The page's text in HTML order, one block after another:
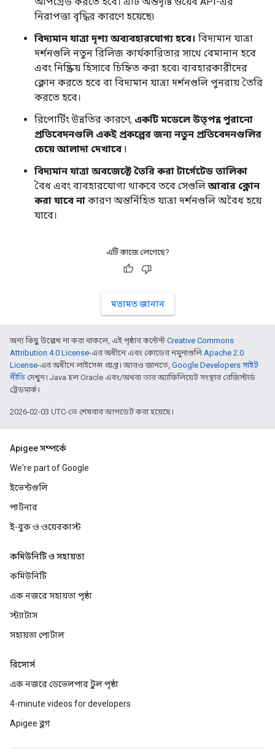
নিরাপত্তা বৃদ্ধির কারণে হয়েছে৷
বিদ্যমান যাত্রা দৃশ্য অব্যবহারযোগ্য হবে। বিদ্যমান যাত্রা
দর্শনগুলি নতুন রিলিজ কার্যকারিতার সাথে বেমানান হবে
এবং নিষ্ক্রিয় হিসাবে চিহ্নিত করা হবে৷ ব্যবহারকারীদের
ক্লোন করতে হবে বা বিদ্যমান যাত্রা দর্শনগুলি পুনরায় তৈরি
করতে হবে।
রিপোর্টিং উন্নতির কারণে, একটি মডেলে উত্পন্ন পুরানো
প্রতিবেদনগুলি একই প্রকল্পের জন্য নতুন প্রতিবেদনগুলির
চেয়ে আলাদা দেখাবে ৷
বিদ্যমান যাত্রা অবজেক্টে তৈরি করা টার্গেটেড তালিকা
বৈধ এবং ব্যবহারযোগ্য থাকবে তবে সেগুলিআবার ক্লোন
করা যাবে না কারণ অন্তর্নিহিত যাত্রা দর্শনগুলি অবৈধ হয়ে
যাবে।
এটি কাজে লেগেছে?
মতামত জানান
অন্য কিছু উল্লেখ না করা থাকলে, এই পৃষ্ঠার কন্টেন্ট Creative Commons
Attribution 4.0 License-এর অধীনে এবং কোডের নমুনাগুলিApache 2.0
License-এর অধীনে লাইসেন্স প্রাপ্ত। আরও জানতে, Google Developers সাইট
নীতি দেখুন। Java হল Oracle এবং/অথবা তার অ্যাফিলিয়েট সংস্থার রেজিস্টার্ড
ট্রেডমার্ক।
2026-02-03 UTC-তে শেষবার আপডেট করা হয়েছে।
Apigee সম্পর্কে
We're part of Google
ইভেন্টগুলি
পার্টনার
ই-বুক ও ওয়েবকাস্ট
কমিউনিটি ও সহায়তা
কমিউনিটি
এক নজরে সহায়তা পৃষ্ঠা
স্ট্যাটাস
সহায়তা পোর্টাল
রিসোর্স
এক নজরে ডেভেলপার টুল পৃষ্ঠা
4-minute videos for developers
Apigee ব্লগ